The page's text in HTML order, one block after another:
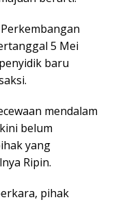
5 Mei
baru
mendalam
belum
yang
Ripin.
pihak